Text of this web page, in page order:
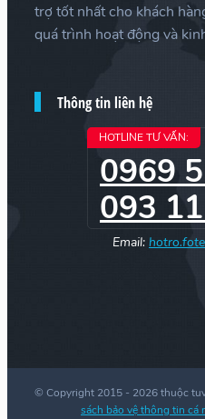
trợ tốt nhất cho khách
quá trình hoạt động và
Thông tin liên hệ
HOTLINE TƯ VẤN:
0969
093
Email:
© Copyright 2015 - 2026 thuộc
sách bảo vệ thông tin cá